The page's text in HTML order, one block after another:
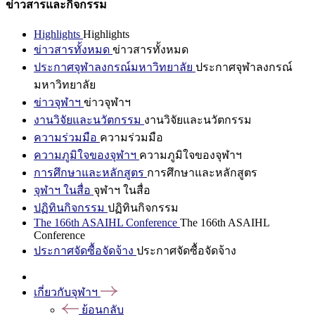
ข่าวสารและกิจกรรม
Highlights Highlights
ข่าวสารทั้งหมด ข่าวสารทั้งหมด
ประกาศจุฬาลงกรณ์มหาวิทยาลัย ประกาศจุฬาลงกรณ์
มหาวิทยาลัย
ข่าวจุฬาฯ ข่าวจุฬาฯ
งานวิจัยและนวัตกรรม งานวิจัยและนวัตกรรม
ความร่วมมือ ความร่วมมือ
ความภูมิใจของจุฬาฯ ความภูมิใจของจุฬาฯ
การศึกษาและหลักสูตร การศึกษาและหลักสูตร
จุฬาฯ ในสื่อ จุฬาฯ ในสื่อ
ปฏิทินกิจกรรม ปฏิทินกิจกรรม
The 166th ASAIHL Conference The 166th ASAIHL
Conference
ประกาศจัดซื้อจัดจ้าง ประกาศจัดซื้อจัดจ้าง
เกี่ยวกับจุฬาฯ
ย้อนกลับ